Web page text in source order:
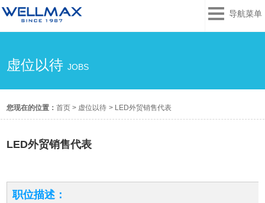
导航菜单
虚位以待JOBS
您现在的位置：首页 > 虚位以待 > LED外贸销售代表
LED外贸销售代表
职位描述：